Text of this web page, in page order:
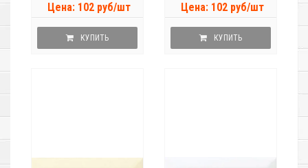
Цена: 102 руб/шт
КУПИТЬ
Цена: 102 руб/шт
КУПИТЬ